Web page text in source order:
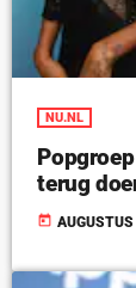
NU.NL
terug
today